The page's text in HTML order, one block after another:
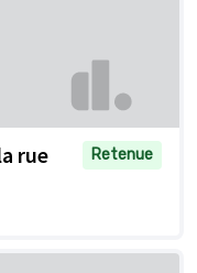
rue
Retenue